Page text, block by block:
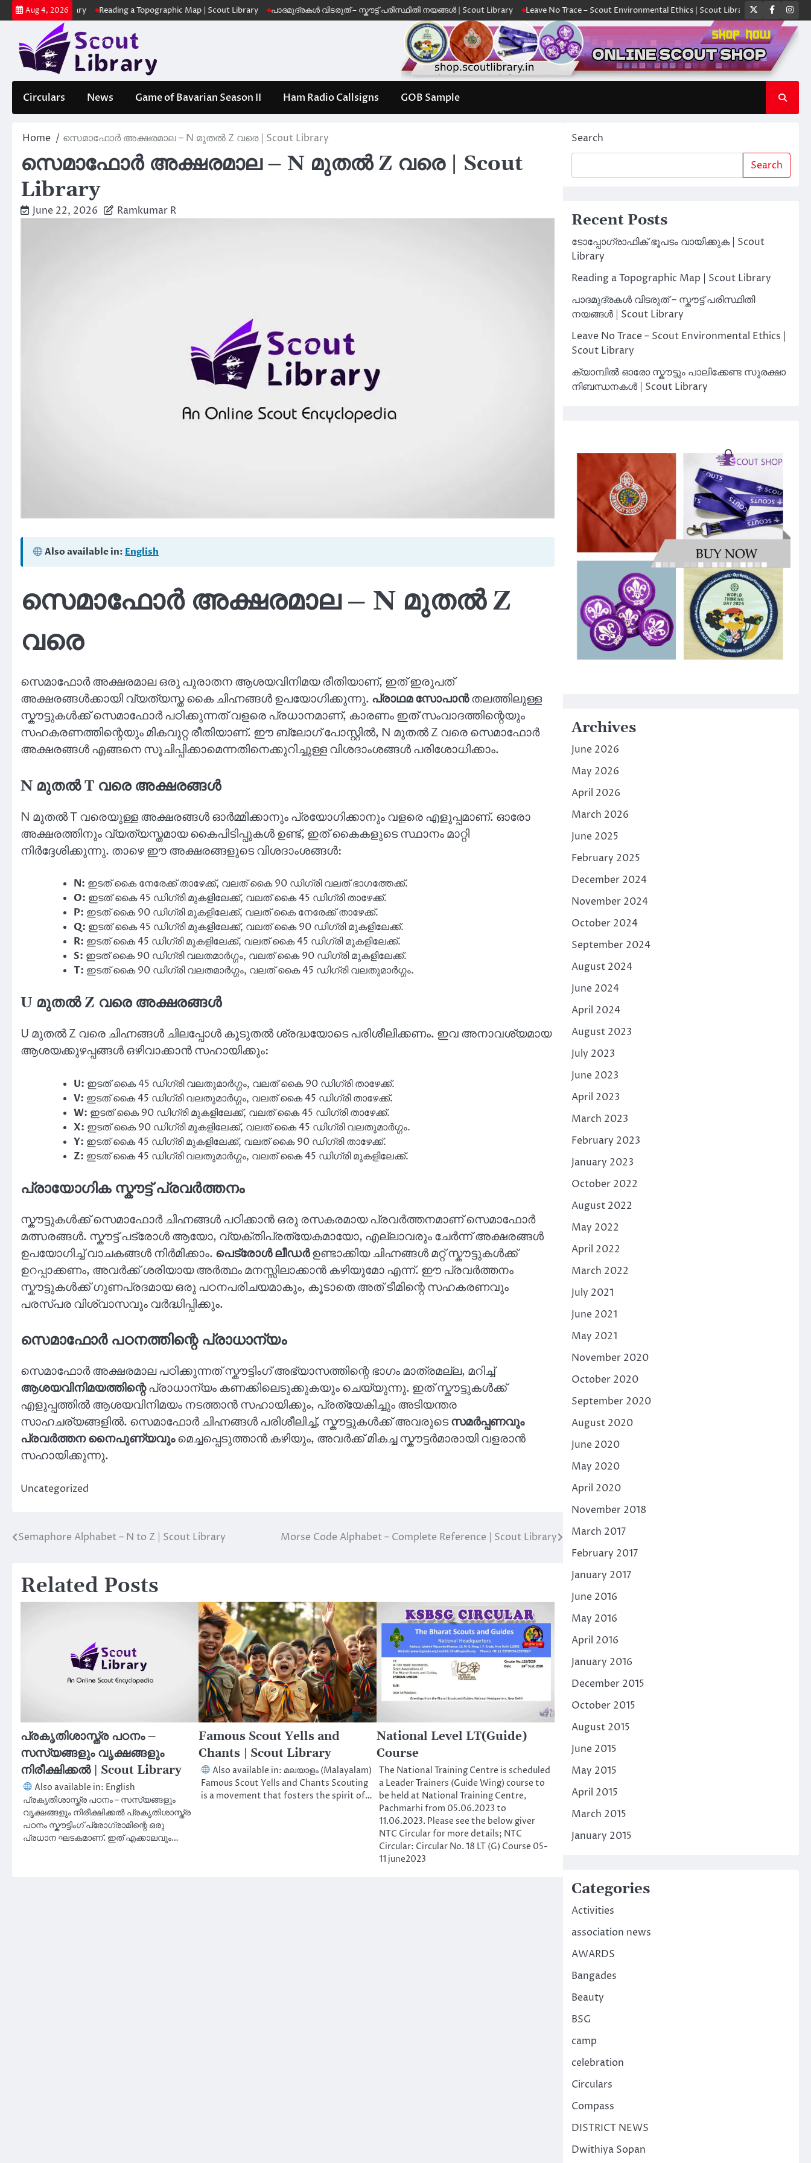
Skip
to
Aug 4, 2026
Library Reading a Topographic Map | Scout Library പാദമുദ്രകൾ വിടരുത് – സ്കൗട്ട് പരിസ്ഥിതി നയങ്ങൾ | Scout Library Leave No Trace – Scout Environmental Ethics | Scout Library ക്യാമ്പിൽ ഓരോ
Twitter
Circulars News Game of Bavarian Season II Ham Radio Callsigns GOB Sample
Home സെമാഫോർ അക്ഷരമാല – N മുതൽ Z വരെ | Scout Library
സെമാഫോർ അക്ഷരമാല – N മുതൽ Z വരെ | Scout
Library
June 22, 2026 Ramkumar R
Also available in: English
സെമാഫോർ അക്ഷരമാല – N മുതൽ Z
വരെ
സെമാഫോർ അക്ഷരമാല ഒരു പുരാതന ആശയവിനിമയ രീതിയാണ്, ഇത് ഇരുപത്
അക്ഷരങ്ങൾക്കായി വ്യത്യസ്ത കൈ ചിഹ്നങ്ങൾ ഉപയോഗിക്കുന്നു. പ്രാഥമ സോപാൻതലത്തിലുള്ള
സ്കൗട്ടുകൾക്ക് സെമാഫോർ പഠിക്കുന്നത് വളരെ പ്രധാനമാണ്, കാരണം ഇത് സംവാദത്തിന്റെയും
സഹകരണത്തിന്റെയും മികവുറ്റ രീതിയാണ്. ഈ ബ്ലോഗ് പോസ്റ്റിൽ, N മുതൽ Z വരെ സെമാഫോർ
അക്ഷരങ്ങൾ എങ്ങനെ സൂചിപ്പിക്കാമെന്നതിനെക്കുറിച്ചുള്ള വിശദാംശങ്ങൾ പരിശോധിക്കാം.
N മുതൽ T വരെ അക്ഷരങ്ങൾ
N മുതൽ T വരെയുള്ള അക്ഷരങ്ങൾ ഓർമ്മിക്കാനും പ്രയോഗിക്കാനും വളരെ എളുപ്പമാണ്. ഓരോ
അക്ഷരത്തിനും വ്യത്യസ്തമായ കൈപിടിപ്പുകൾ ഉണ്ട്, ഇത് കൈകളുടെ സ്ഥാനം മാറ്റി
നിർദ്ദേശിക്കുന്നു. താഴെ ഈ അക്ഷരങ്ങളുടെ വിശദാംശങ്ങൾ:
N: ഇടത് കൈ നേരേക്ക് താഴേക്ക്, വലത് കൈ 90 ഡിഗ്രി വലത് ഭാഗത്തേക്ക്.
O: ഇടത് കൈ 45 ഡിഗ്രി മുകളിലേക്ക്, വലത് കൈ 45 ഡിഗ്രി താഴേക്ക്.
P: ഇടത് കൈ 90 ഡിഗ്രി മുകളിലേക്ക്, വലത് കൈ നേരേക്ക് താഴേക്ക്.
Q: ഇടത് കൈ 45 ഡിഗ്രി മുകളിലേക്ക്, വലത് കൈ 90 ഡിഗ്രി മുകളിലേക്ക്.
R: ഇടത് കൈ 45 ഡിഗ്രി മുകളിലേക്ക്, വലത് കൈ 45 ഡിഗ്രി മുകളിലേക്ക്.
S: ഇടത് കൈ 90 ഡിഗ്രി വലതമാർഗ്ഗം, വലത് കൈ 90 ഡിഗ്രി മുകളിലേക്ക്.
T: ഇടത് കൈ 90 ഡിഗ്രി വലതമാർഗ്ഗം, വലത് കൈ 45 ഡിഗ്രി വലതുമാർഗ്ഗം.
U മുതൽ Z വരെ അക്ഷരങ്ങൾ
U മുതൽ Z വരെ ചിഹ്നങ്ങൾ ചിലപ്പോൾ കൂടുതൽ ശ്രദ്ധയോടെ പരിശീലിക്കണം. ഇവ അനാവശ്യമായ
ആശയക്കുഴപ്പങ്ങൾ ഒഴിവാക്കാൻ സഹായിക്കും:
U: ഇടത് കൈ 45 ഡിഗ്രി വലതുമാർഗ്ഗം, വലത് കൈ 90 ഡിഗ്രി താഴേക്ക്.
V: ഇടത് കൈ 45 ഡിഗ്രി വലതുമാർഗ്ഗം, വലത് കൈ 45 ഡിഗ്രി താഴേക്ക്.
W: ഇടത് കൈ 90 ഡിഗ്രി മുകളിലേക്ക്, വലത് കൈ 45 ഡിഗ്രി താഴേക്ക്.
X: ഇടത് കൈ 90 ഡിഗ്രി മുകളിലേക്ക്, വലത് കൈ 45 ഡിഗ്രി വലതുമാർഗ്ഗം.
Y: ഇടത് കൈ 45 ഡിഗ്രി മുകളിലേക്ക്, വലത് കൈ 90 ഡിഗ്രി താഴേക്ക്.
Z: ഇടത് കൈ 45 ഡിഗ്രി വലതുമാർഗ്ഗം, വലത് കൈ 45 ഡിഗ്രി മുകളിലേക്ക്.
പ്രായോഗിക സ്കൗട്ട് പ്രവർത്തനം
സ്കൗട്ടുകൾക്ക് സെമാഫോർ ചിഹ്നങ്ങൾ പഠിക്കാൻ ഒരു രസകരമായ പ്രവർത്തനമാണ് സെമാഫോർ
മത്സരങ്ങൾ. സ്കൗട്ട് പട്രോൾ ആയോ, വ്യക്തിപ്രത്യേകമായോ, എല്ലാവരും ചേർന്ന് അക്ഷരങ്ങൾ
ഉപയോഗിച്ച് വാചകങ്ങൾ നിർമിക്കാം. പെട്രോൾ ലീഡർഉണ്ടാക്കിയ ചിഹ്നങ്ങൾ മറ്റ് സ്കൗട്ടുകൾക്ക്
ഉറപ്പാക്കണം, അവർക്ക് ശരിയായ അർത്ഥം മനസ്സിലാക്കാൻ കഴിയുമോ എന്ന്. ഈ പ്രവർത്തനം
സ്കൗട്ടുകൾക്ക് ഗുണപ്രദമായ ഒരു പഠനപരിചയമാകും, കൂടാതെ അത് ടീമിന്റെ സഹകരണവും
പരസ്പര വിശ്വാസവും വർദ്ധിപ്പിക്കും.
സെമാഫോർ പഠനത്തിന്റെ പ്രാധാന്യം
സെമാഫോർ അക്ഷരമാല പഠിക്കുന്നത് സ്കൗട്ടിംഗ് അഭ്യാസത്തിന്റെ ഭാഗം മാത്രമല്ല, മറിച്ച്
ആശയവിനിമയത്തിന്റെപ്രാധാന്യം കണക്കിലെടുക്കുകയും ചെയ്യുന്നു. ഇത് സ്കൗട്ടുകൾക്ക്
എളുപ്പത്തിൽ ആശയവിനിമയം നടത്താൻ സഹായിക്കും, പ്രത്യേകിച്ചും അടിയന്തര
സാഹചര്യങ്ങളിൽ. സെമാഫോർ ചിഹ്നങ്ങൾ പരിശീലിച്ച്, സ്കൗട്ടുകൾക്ക് അവരുടെസമർപ്പണവും
പ്രവർത്തന നൈപുണ്യവുംമെച്ചപ്പെടുത്താൻ കഴിയും, അവർക്ക് മികച്ച സ്കൗട്ടർമാരായി വളരാൻ
സഹായിക്കുന്നു.
Uncategorized
Post
Semaphore Alphabet – N to Z | Scout Library Morse Code Alphabet – Complete Reference | Scout Library
Related Posts
പ്രകൃതിശാസ്ത്ര പഠനം –
സസ്യങ്ങളും വൃക്ഷങ്ങളും
നിരീക്ഷിക്കൽ | Scout Library
Also available in: English
പ്രകൃതിശാസ്ത്ര പഠനം – സസ്യങ്ങളും
വൃക്ഷങ്ങളും നിരീക്ഷിക്കൽ പ്രകൃതിശാസ്ത്ര
പഠനം സ്കൗട്ടിംഗ് പ്രോഗ്രാമിന്റെ ഒരു
പ്രധാന ഘടകമാണ്. ഇത് എക്കാലവും…
Famous Scout Yells and
Chants | Scout Library
Also available in: മലയാളം (Malayalam)
Famous Scout Yells and Chants Scouting
is a movement that fosters the spirit of…
National Level LT(Guide)
Course
The National Training Centre is scheduled
a Leader Trainers (Guide Wing) course to
be held at National Training Centre,
Pachmarhi from 05.06.2023 to
11.06.2023. Please see the below giver
NTC Circular for more details; NTC
Circular: Circular No. 18 LT (G) Course 05-
11 june2023
Search
Search
Recent Posts
ടോപ്പോഗ്രാഫിക് ഭൂപടം വായിക്കുക | Scout
Library
Reading a Topographic Map | Scout Library
പാദമുദ്രകൾ വിടരുത് – സ്കൗട്ട് പരിസ്ഥിതി
നയങ്ങൾ | Scout Library
Leave No Trace – Scout Environmental Ethics |
Scout Library
ക്യാമ്പിൽ ഓരോ സ്കൗട്ടും പാലിക്കേണ്ട സുരക്ഷാ
നിബന്ധനകൾ | Scout Library
Archives
June 2026
May 2026
April 2026
March 2026
June 2025
February 2025
December 2024
November 2024
October 2024
September 2024
August 2024
June 2024
April 2024
August 2023
July 2023
June 2023
April 2023
March 2023
February 2023
January 2023
October 2022
August 2022
May 2022
April 2022
March 2022
July 2021
June 2021
May 2021
November 2020
October 2020
September 2020
August 2020
June 2020
May 2020
April 2020
November 2018
March 2017
February 2017
January 2017
June 2016
May 2016
April 2016
January 2016
December 2015
October 2015
August 2015
June 2015
May 2015
April 2015
March 2015
January 2015
Categories
Activities
association news
AWARDS
Bangades
Beauty
BSG
camp
celebration
Circulars
Compass
DISTRICT NEWS
Dwithiya Sopan